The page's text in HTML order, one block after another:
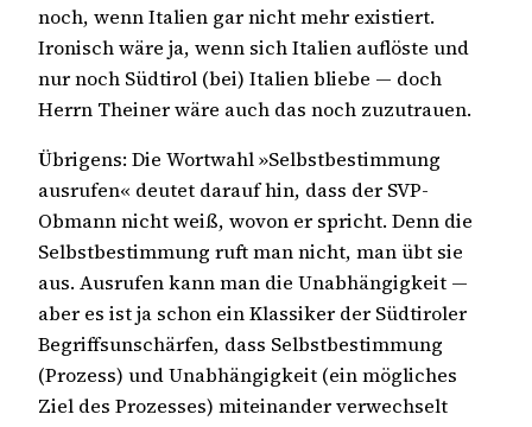
noch, wenn Italien gar nicht mehr existiert.
Ironisch wäre ja, wenn sich Italien auflöste und
nur noch Südtirol (bei) Italien bliebe — doch
Herrn Theiner wäre auch das noch zuzutrauen.
Übrigens: Die Wortwahl »Selbstbestimmung
ausrufen« deutet darauf hin, dass der SVP-
Obmann nicht weiß, wovon er spricht. Denn die
Selbstbestimmung ruft man nicht, man übt sie
aus. Ausrufen kann man die Unabhängigkeit —
aber es ist ja schon ein Klassiker der Südtiroler
Begriffsunschärfen, dass Selbstbestimmung
(Prozess) und Unabhängigkeit (ein mögliches
Ziel des Prozesses) miteinander verwechselt